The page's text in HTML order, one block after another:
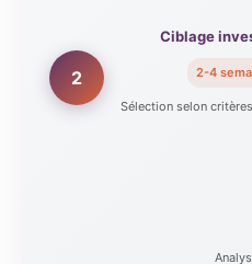
2
Ciblage
2-4
Sélection selon